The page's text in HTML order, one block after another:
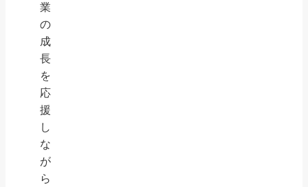
業
の
成
長
を
応
援
し
な
が
ら